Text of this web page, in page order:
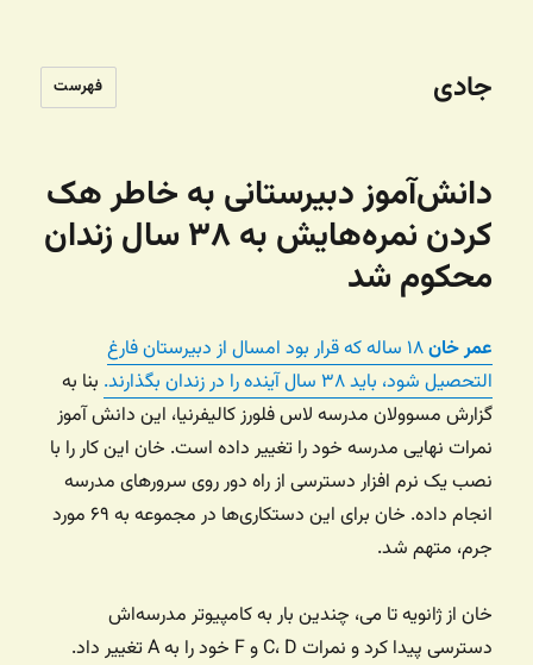
جادی فهرست
دانش‌آموز دبیرستانی به خاطر هک
کردن نمره‌هایش به ۳۸ سال زندان
محکوم شد
عمر خان
۱۸ ساله که قرار بود امسال از دبیرستان فارغ
التحصیل شود، باید ۳۸ سال آینده را در زندان بگذارند.
بنا به
گزارش مسوولان مدرسه لاس فلورز کالیفرنیا، این دانش آموز
نمرات نهایی مدرسه خود را تغییر داده است. خان این کار را با
نصب یک نرم افزار دسترسی از راه دور روی سرورهای مدرسه
انجام داده. خان برای این دستکاری‌ها در مجموعه به ۶۹ مورد
جرم، متهم شد.
خان از ژانویه تا می، چندین بار به کامپیوتر مدرسه‌اش
دسترسی پیدا کرد و نمرات C، D و F خود را به A تغییر داد.